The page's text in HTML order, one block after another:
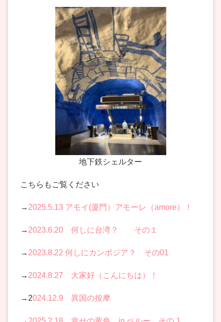
地下鉄シェルター
こちらもご覧ください
→ 2025.5.13 アモイ(厦門）アモーレ（amore）！
→ 2023.6.20 何しに台湾？ その１
→ 2023.8.22 何しにカンボジア？ その01
→ 2024.8.27 大家好（こんにちは）！
→2024.12.9 異国の按摩